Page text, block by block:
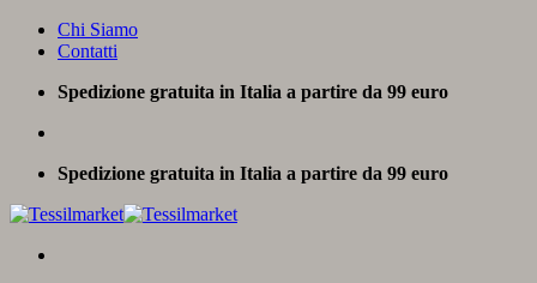
Salta
Chi Siamo
Contatti
Spedizione gratuita in Italia a partire da 99 euro
Spedizione gratuita in Italia a partire da 99 euro